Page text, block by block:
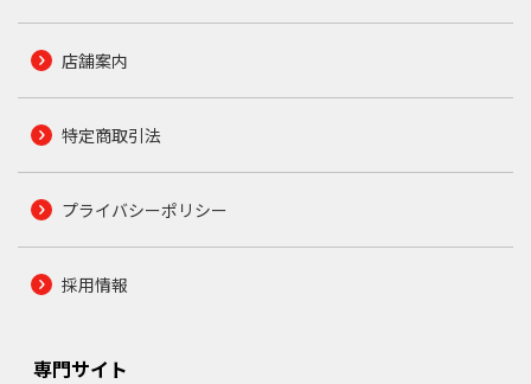
店舗案内
特定商取引法
プライバシーポリシー
採用情報
専門サイト